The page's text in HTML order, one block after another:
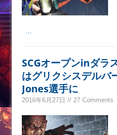
SCGオープンinダラ
はグリクシスデルバ
Jones選手に
2016年6月27日 // 27 Comments